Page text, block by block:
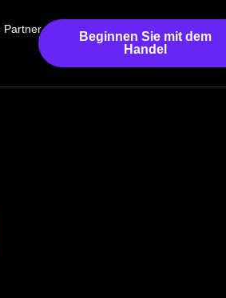
Partner
Beginnen Sie mit dem
Handel